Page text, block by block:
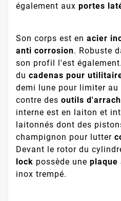
également aux portes
Son corps est en acier
anti corrosion. Robuste
son profil l'est
du cadenas pour
demi lune pour limiter
contre des outils
interne est en laiton et
laitonnés dont des
champignon pour lutter
Devant le rotor du
lock possède une plaque
inox trempé.